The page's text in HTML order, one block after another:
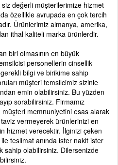
siz değerli müşterilerimize hizmet
özellikle avrupada en çok tercih
Ürünlerimiz almanya, amerika,
ithal kaliteli marka ürünlerdir.
biri olmasının en büyük
personellerin cinsellik
bilgi ve birikime sahip
müşteri temsilcimiz sizinle
emin olabilirsiniz. Bu yüzden
sorabilirsiniz. Firmamız
memnuniyetini esas alarak
vermeyerek ürünlerinizi en
hizmet verecektir. İlginizi çeken
teslimat anında ister nakit ister
sahip olabilirsiniz. Dilersenizde